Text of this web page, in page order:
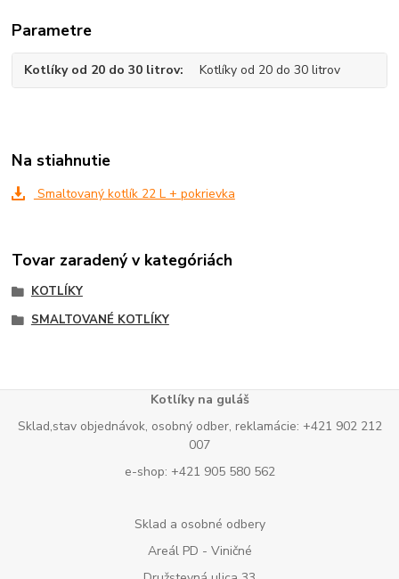
Parametre
Kotlíky od 20 do 30 litrov Kotlíky od 20 do 30 litrov
Na stiahnutie
Smaltovaný kotlík 22 L + pokrievka
Tovar zaradený v kategóriách
KOTLÍKY
SMALTOVANÉ KOTLÍKY
Kotlíky na guláš
Sklad,stav objednávok, osobný odber, reklamácie: +421 902 212
007
e-shop: +421 905 580 562
Sklad a osobné odbery
Areál PD - Viničné